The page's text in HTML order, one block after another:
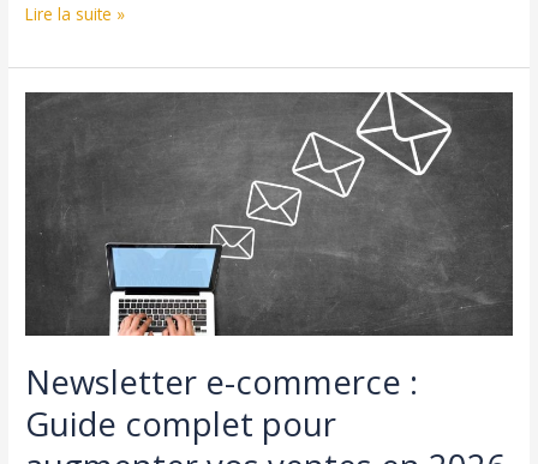
RGPD
:
Guide
envois
2026
Lire la suite »
Newsletter e-commerce :
Guide complet pour